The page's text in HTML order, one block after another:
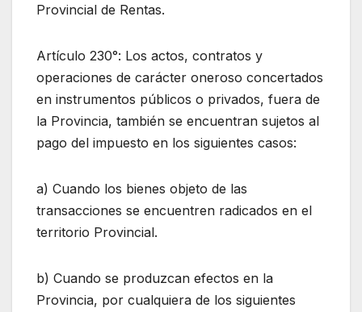
Provincial de Rentas.
Artículo 230°: Los actos, contratos y
operaciones de carácter oneroso concertados
en instrumentos públicos o privados, fuera de
la Provincia, también se encuentran sujetos al
pago del impuesto en los siguientes casos:
a) Cuando los bienes objeto de las
transacciones se encuentren radicados en el
territorio Provincial.
b) Cuando se produzcan efectos en la
Provincia, por cualquiera de los siguientes